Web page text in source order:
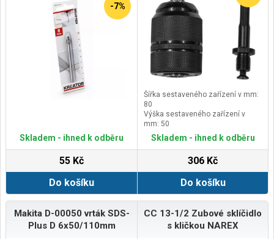
-7%
Skladem - ihned k odběru
55 Kč
Do košíku
Šířka sestaveného zařízení v mm:
80
Výška sestaveného zařízení v
mm: 50
Délka sestaveného zařízení v mm:
150
Skladem - ihned k odběru
306 Kč
Do košíku
Makita D-00050 vrták SDS-
Plus D 6x50/110mm
CC 13-1/2 Zubové sklíčidlo
s kličkou NAREX